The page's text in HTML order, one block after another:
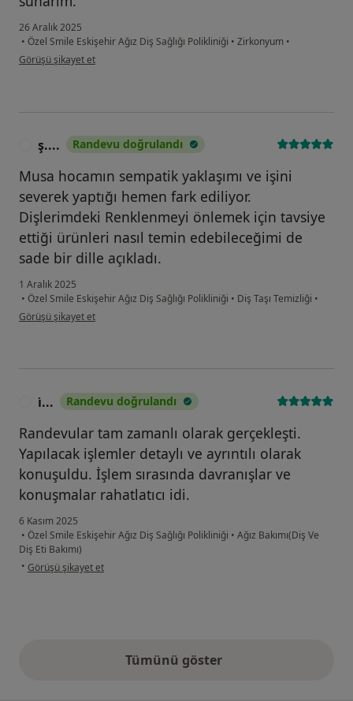
26 Aralık 2025
• Özel Smile Eskişehir Ağız Diş Sağlığı Polikliniği • Zirkonyum •
kullanıcının görüşüne göre el...
Görüşü şikayet et
ş.... Randevu doğrulandı
Musa hocamın sempatik yaklaşımı ve işini
severek yaptığı hemen fark ediliyor.
Dişlerimdeki Renklenmeyi önlemek için tavsiye
ettiği ürünleri nasıl temin edebileceğimi de
sade bir dille açıkladı.
1 Aralık 2025
• Özel Smile Eskişehir Ağız Diş Sağlığı Polikliniği • Diş Taşı Temizliği •
kullanıcının görüşüne göre ş....
Görüşü şikayet et
i̇... Randevu doğrulandı
Randevular tam zamanlı olarak gerçekleşti.
Yapılacak işlemler detaylı ve ayrıntılı olarak
konuşuldu. İşlem sırasında davranışlar ve
konuşmalar rahatlatıcı idi.
6 Kasım 2025
• Özel Smile Eskişehir Ağız Diş Sağlığı Polikliniği • Ağız Bakımı(Diş Ve
Diş Eti Bakımı)
• kullanıcının görüşüne göre i̇...
Görüşü şikayet et
Tümünü gösteryukarıdaki görüşler